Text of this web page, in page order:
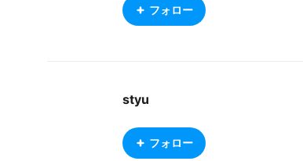
フォロー
styu
フォロー